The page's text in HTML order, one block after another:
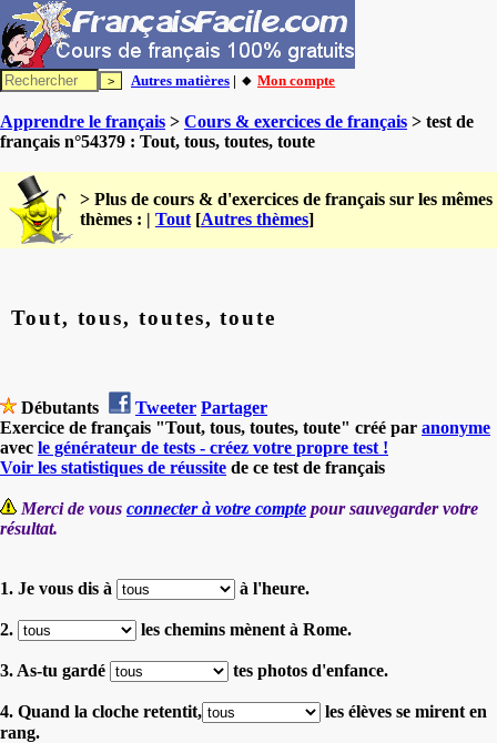
Autres matières | 🔸 Mon compte
Apprendre le français > Cours & exercices de français > test de
français n°54379 : Tout, tous, toutes, toute
> Plus de cours & d'exercices de français sur les mêmes
thèmes : | Tout [Autres thèmes]
Tout, tous, toutes, toute
Débutants Tweeter Partager
Exercice de français "Tout, tous, toutes, toute" créé par anonyme
avec le générateur de tests - créez votre propre test !
Voir les statistiques de réussite de ce test de français
Merci de vous connecter à votre compte pour sauvegarder votre
résultat.
1. Je vous dis à à l'heure.
2. les chemins mènent à Rome.
3. As-tu gardé tes photos d'enfance.
4. Quand la cloche retentit,
les élèves se mirent en
rang.